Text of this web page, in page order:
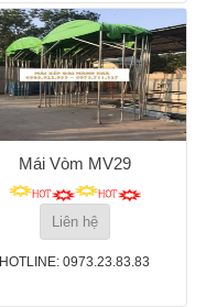
Mái Vòm MV29
Liên hệ
HOTLINE: 0973.23.83.83